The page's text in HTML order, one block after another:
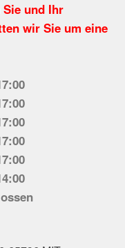
und Ihr
wir Sie um eine